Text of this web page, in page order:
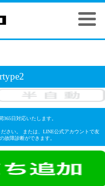
日対応いたします。
ださい。 または、LINE公式アカウントで友
故障診断ができます。